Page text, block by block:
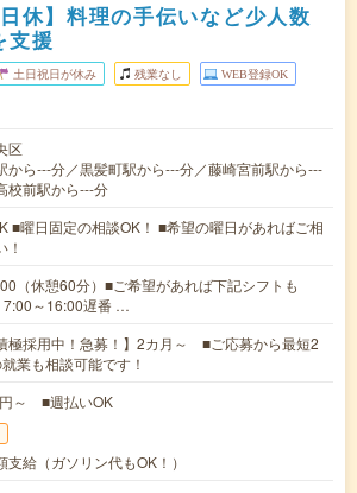
休】料理の手伝いなど少人数
支援
土日祝日が休み 残業なし WEB登録OK
区
から---分／黒髪町駅から---分／藤崎宮前駅から---
校前駅から---分
■曜日固定の相談OK！ ■希望の曜日があればご相
！
（休憩60分）■ご希望があれば下記シフトも
7:00～16:00遅番 …
極採用中！急募！】2カ月～ ■ご応募から最短2
業も相談可能です！
～ ■週払いOK
支給（ガソリン代もOK！）